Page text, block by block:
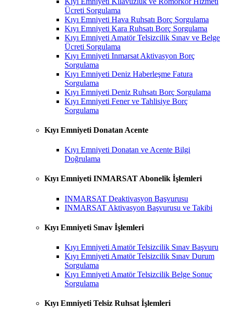
Ücreti Sorgulama
Kıyı Emniyeti Hava Ruhsatı Borç Sorgulama
Kıyı Emniyeti Kara Ruhsatı Borç Sorgulama
Kıyı Emniyeti Amatör Telsizcilik Sınav ve Belge
Ücreti Sorgulama
Kıyı Emniyeti Inmarsat Aktivasyon Borç
Sorgulama
Kıyı Emniyeti Deniz Haberleşme Fatura
Sorgulama
Kıyı Emniyeti Deniz Ruhsatı Borç Sorgulama
Kıyı Emniyeti Fener ve Tahlisiye Borç
Sorgulama
Kıyı Emniyeti Donatan Acente
Kıyı Emniyeti Donatan ve Acente Bilgi
Doğrulama
Kıyı Emniyeti INMARSAT Abonelik İşlemleri
INMARSAT Deaktivasyon Başvurusu
INMARSAT Aktivasyon Başvurusu ve Takibi
Kıyı Emniyeti Sınav İşlemleri
Kıyı Emniyeti Amatör Telsizcilik Sınav Başvuru
Kıyı Emniyeti Amatör Telsizcilik Sınav Durum
Sorgulama
Kıyı Emniyeti Amatör Telsizcilik Belge Sonuç
Sorgulama
Kıyı Emniyeti Telsiz Ruhsat İşlemleri